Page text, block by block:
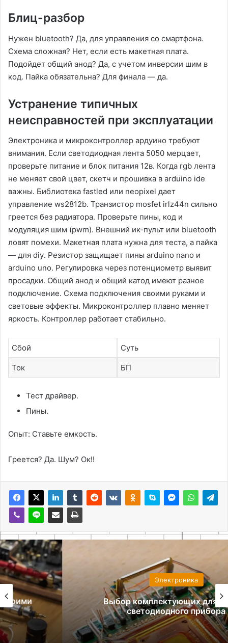
Блиц-разбор
Нужен bluetooth? Да, для управления со смартфона․
Схема сложная? Нет, если есть макетная плата․
Подойдет общий анод? Да, с учетом инверсии шим в
код․ Пайка обязательна? Для финала — да․
Устранение типичных
неисправностей при эксплуатации
Электроника и микроконтроллер ардуино требуют
внимания․ Если светодиодная лента 5050 мерцает,
проверьте питание и блок питания 12в․ Когда rgb лента
не меняет свой цвет, скетч и прошивка в arduino ide
важны․ Библиотека fastled или neopixel дает
управление ws2812b․ Транзистор mosfet irlz44n сильно
греется без радиатора․ Проверьте пины, код и
модуляция шим (pwm)․ Внешний ик-пульт или bluetooth
ловят помехи․ Макетная плата нужна для теста, а пайка
— для diy․ Резистор защищает пины arduino nano и
arduino uno․ Регулировка через потенциометр выявит
просадки․ Общий анод и общий катод имеют разное
подключение․ Схема подключения своими руками и
световые эффекты․ Микроконтроллер плавно меняет
яркость․ Контроллер работает стабильно․
Сбой Суть
Ток БП
Тест драйвер․
Пины․
Опыт: Ставьте емкость․
Греется? Да․ Шум? Ок!!
Электроника
Выбор комплектующих для сборки
светодиодного прибора